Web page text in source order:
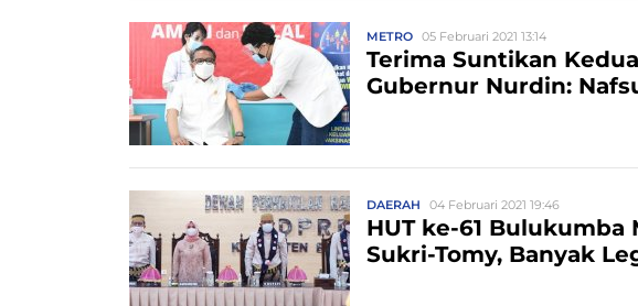
METRO 05 Februari 2021 13:14
Terima Suntikan
Gubernur Nurdin:
DAERAH 04 Februari 2021 19:46
HUT ke-61
Sukri-Tomy, Banyak